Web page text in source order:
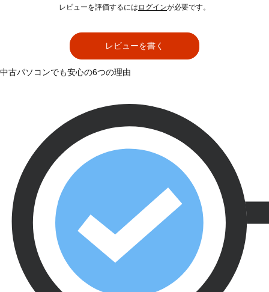
レビューを評価するには ログインが必要です。
レビューを書く
中古パソコンでも安心の6つの理由